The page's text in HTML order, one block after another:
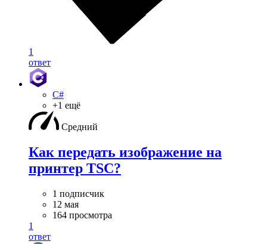
1
ответ
C#
+1 ещё
Средний
Как передать изображение на
принтер TSC?
1 подписчик
12 мая
164 просмотра
1
ответ